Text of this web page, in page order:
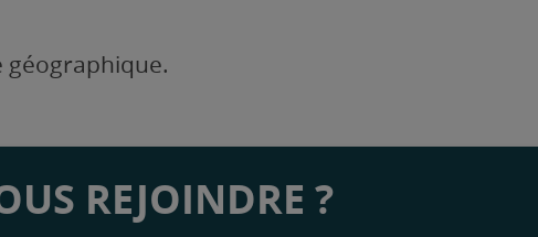
géographique.
REJOINDRE ?